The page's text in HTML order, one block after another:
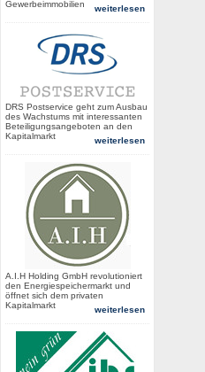
Gewerbeimmobilien weiterlesen
DRS Postservice geht zum Ausbau
des Wachstums mit interessanten
Beteiligungsangeboten an den
Kapitalmarkt
weiterlesen
A.I.H Holding GmbH revolutioniert
den Energiespeichermarkt und
öffnet sich dem privaten
Kapitalmarkt
weiterlesen